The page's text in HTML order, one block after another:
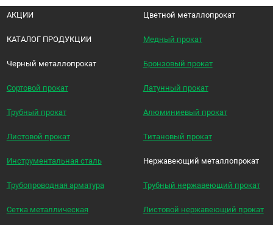
АКЦИИ
КАТАЛОГ ПРОДУКЦИИ
Черный металлопрокат
Сортовой прокат
Трубный прокат
Листовой прокат
Инструментальная сталь
Трубопроводная арматура
Сетка металлическая
Цветной металлопрокат
Медный прокат
Бронзовый прокат
Латунный прокат
Алюминиевый прокат
Титановый прокат
Нержавеющий металлопрокат
Трубный нержавеющий прокат
Листовой нержавеющий прокат